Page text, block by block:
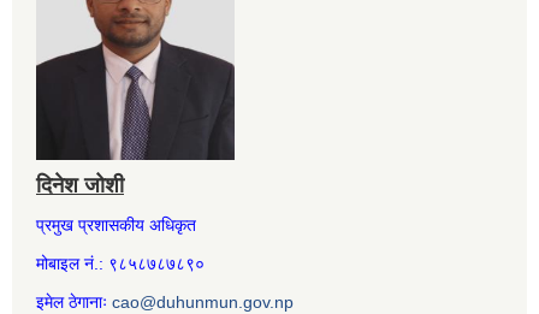
दिनेश जोशी
प्रमुख प्रशासकीय अधिकृत
मोबाइल नं.: ९८५८७८७८९०
इमेल ठेगानाः cao@duhunmun.gov.np